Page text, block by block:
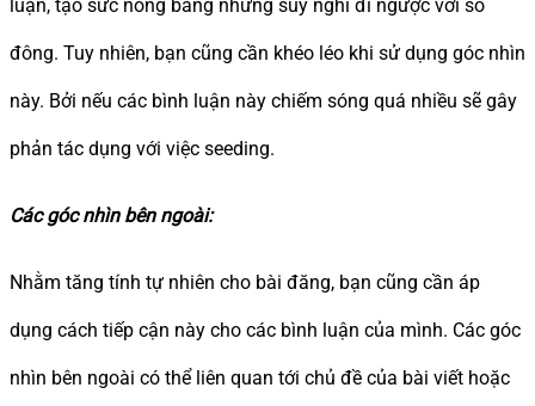
luận, tạo sức nóng bằng những suy nghĩ đi ngược với số
đông. Tuy nhiên, bạn cũng cần khéo léo khi sử dụng góc nhìn
này. Bởi nếu các bình luận này chiếm sóng quá nhiều sẽ gây
phản tác dụng với việc seeding.
Các góc nhìn bên ngoài:
Nhằm tăng tính tự nhiên cho bài đăng, bạn cũng cần áp
dụng cách tiếp cận này cho các bình luận của mình. Các góc
nhìn bên ngoài có thể liên quan tới chủ đề của bài viết hoặc